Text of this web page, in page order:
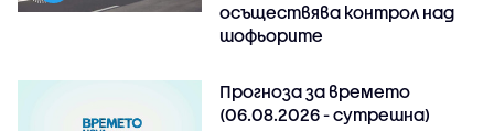
осъществява контрол над
шофьорите
Прогноза за времето
(06.08.2026 - сутрешна)